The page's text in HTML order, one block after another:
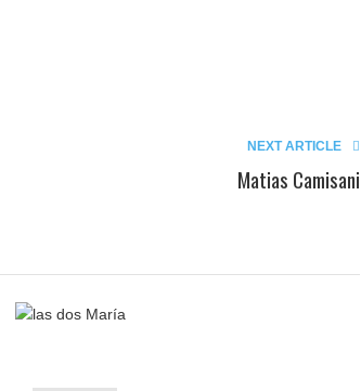
NEXT ARTICLE
Matias Camisani